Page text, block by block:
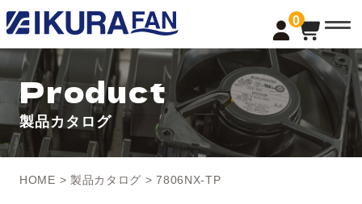
0
t
o
g
l
e
a
v
i
g
a
Product
製品カタログ
HOME > 製品カタログ > 7806NX-TP